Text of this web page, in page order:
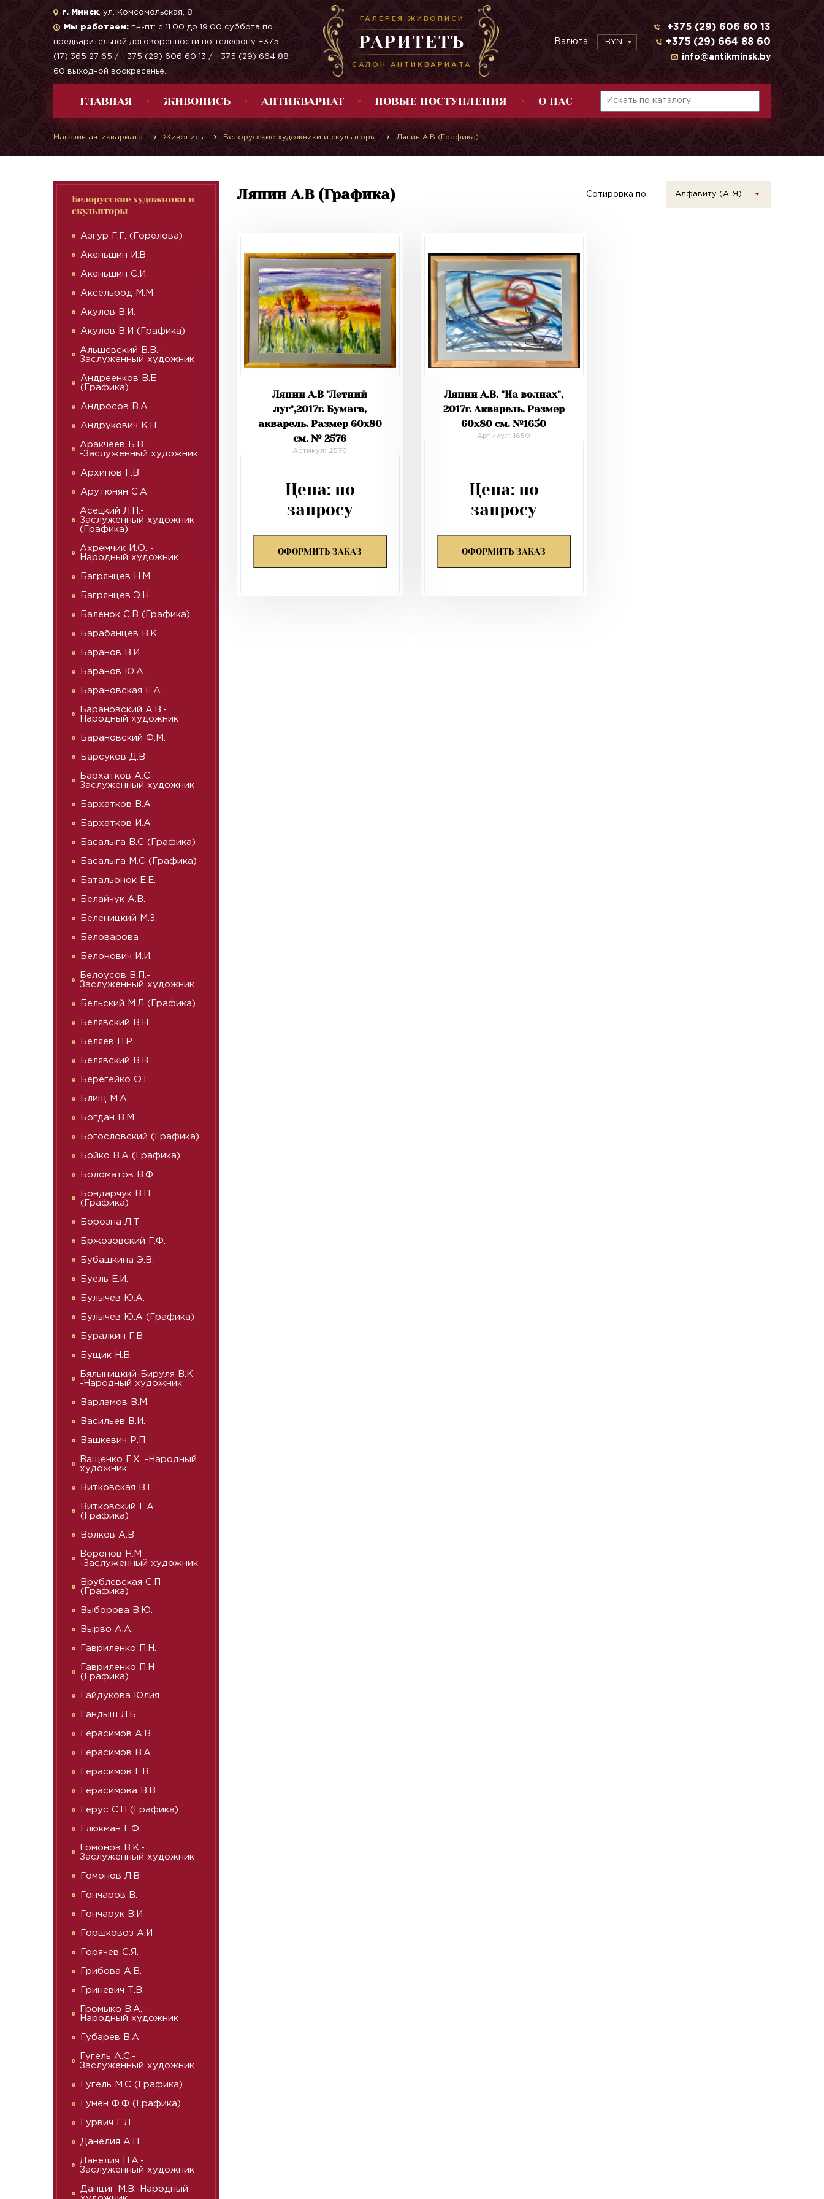
ГАЛЕРЕЯ ЖИВОПИСИ
РАРИТЕТЪ
САЛОН АНТИКВАРИАТА
г. Минск , ул. Комсомольская, 8
Мы работаем: пн-пт: с 11.00 до 19.00 суббота по
предварительной договоренности по телефону +375
(17) 365 27 65 / +375 (29) 606 60 13 / +375 (29) 664 88
60 выходной воскресенье.
Валюта: BYN
+375 (29) 606 60 13
+375 (29) 664 88 60
info@antikminsk.by
ГЛАВНАЯ ЖИВОПИСЬ АНТИКВАРИАТ НОВЫЕ ПОСТУПЛЕНИЯ О НАС
Магазин антиквариата Живопись Белорусские художники и скульпторы Ляпин А.В (Графика)
Белорусские художники и
скульпторы
Азгур Г.Г. (Горелова)
Акеньшин И.В
Акеньшин С.И.
Аксельрод М.М
Акулов В.И.
Акулов В.И (Графика)
Альшевский В.В.-
Заслуженный художник
Андреенков В.Е
(Графика)
Андросов В.А
Андрукович К.Н
Аракчеев Б.В.
-Заслуженный художник
Архипов Г.В.
Арутюнян С.А
Асецкий Л.П.-
Заслуженный художник
(Графика)
Ахремчик И.О. -
Народный художник
Багрянцев Н.М
Багрянцев Э.Н.
Баленок С.В (Графика)
Барабанцев В.К
Баранов В.И.
Баранов Ю.А.
Барановская Е.А.
Барановский А.В.-
Народный художник
Барановский Ф.М.
Барсуков Д.В
Бархатков А.С-
Заслуженный художник
Бархатков В.А
Бархатков И.А
Басалыга В.С (Графика)
Басалыга М.С (Графика)
Батальонок Е.Е.
Белайчук А.В.
Беленицкий М.З.
Беловарова
Белонович И.И.
Белоусов В.П.-
Заслуженный художник
Бельский М.Л (Графика)
Белявский В.Н.
Беляев П.Р.
Белявский В.В.
Берегейко О.Г
Блищ М.А.
Богдан В.М.
Богословский (Графика)
Бойко В.А (Графика)
Боломатов В.Ф.
Бондарчук В.П
(Графика)
Борозна Л.Т
Бржозовский Г.Ф.
Бубашкина Э.В.
Буель Е.И.
Булычев Ю.А.
Булычев Ю.А (Графика)
Буралкин Г.В
Бущик Н.В.
Бялыницкий-Бируля В.К
-Народный художник
Варламов В.М.
Васильев В.И.
Вашкевич Р.П
Ващенко Г.Х. -Народный
художник
Витковская В.Г
Витковский Г.А
(Графика)
Волков А.В
Воронов Н.М
-Заслуженный художник
Врублевская С.П
(Графика)
Выборова В.Ю.
Вырво А.А.
Гавриленко П.Н.
Гавриленко П.Н
(Графика)
Гайдукова Юлия
Гандыш Л.Б
Герасимов А.В
Герасимов В.А
Герасимов Г.В
Герасимова В.В.
Герус С.П (Графика)
Глюкман Г.Ф
Гомонов В.К.-
Заслуженный художник
Гомонов Л.В
Гончаров В.
Гончарук В.И
Горшковоз А.И
Горячев С.Я.
Грибова А.В.
Гриневич Т.В.
Громыко В.А. -
Народный художник
Губарев В.А
Гугель А.С.-
Заслуженный художник
Гугель М.С (Графика)
Гумен Ф.Ф (Графика)
Гурвич Г.Л
Данелия А.П.
Данелия П.А.-
Заслуженный художник
Данциг М.В.-Народный
Ляпин А.В (Графика) Сотировка по: Алфавиту (А-Я)
Ляпин А.В "Летний
луг",2017г. Бумага,
акварель. Размер 60х80
см. № 2576
Артикул: 2576
Цена: по
запросу
ОФОРМИТЬ ЗАКАЗ
Ляпин А.В. "На волнах",
2017г. Акварель. Размер
60х80 см. №1650
Артикул: 1650
Цена: по
запросу
ОФОРМИТЬ ЗАКАЗ